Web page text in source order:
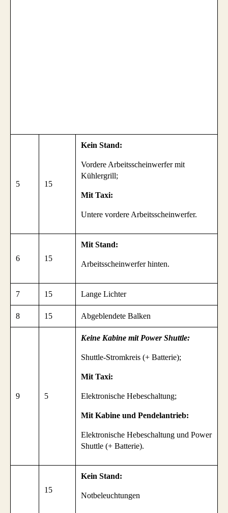
5 15
Kein Stand:
Vordere Arbeitsscheinwerfer mit
Kühlergrill;
Mit Taxi:
Untere vordere Arbeitsscheinwerfer.
6 15
Mit Stand:
Arbeitsscheinwerfer hinten.
7 15 Lange Lichter
8 15 Abgeblendete Balken
9 5
Keine Kabine mit Power Shuttle:
Shuttle-Stromkreis (+ Batterie);
Mit Taxi:
Elektronische Hebeschaltung;
Mit Kabine und Pendelantrieb:
Elektronische Hebeschaltung und Power
Shuttle (+ Batterie).
15
Kein Stand:
Notbeleuchtungen